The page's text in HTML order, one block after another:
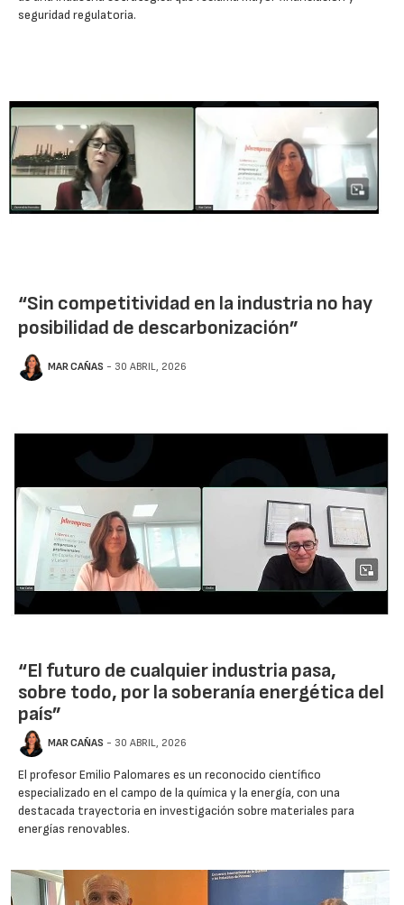
seguridad regulatoria.
“Sin competitividad en la industria no hay
posibilidad de descarbonización”
MAR CAÑAS - 30 ABRIL, 2026
“El futuro de cualquier industria pasa,
sobre todo, por la soberanía energética del
país”
MAR CAÑAS - 30 ABRIL, 2026
El profesor Emilio Palomares es un reconocido científico
especializado en el campo de la química y la energía, con una
destacada trayectoria en investigación sobre materiales para
energías renovables.